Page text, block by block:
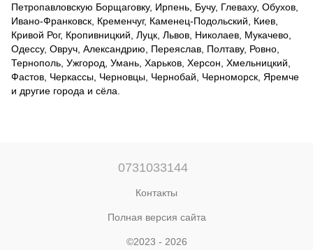
Петропавловскую Борщаговку, Ирпень, Бучу, Глеваху, Обухов,
Ивано-Франковск, Кременчуг, Каменец-Подольский, Киев,
Кривой Рог, Кропивницкий, Луцк, Львов, Николаев, Мукачево,
Одессу, Овруч, Александрию, Переяслав, Полтаву, Ровно,
Тернополь, Ужгород, Умань, Харьков, Херсон, Хмельницкий,
Фастов, Черкассы, Черновцы, Чернобай, Черноморск, Яремче
и другие города и сёла.
0731033144
Контакты
Полная версия сайта
©2023 - 2026